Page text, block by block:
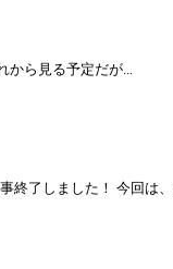
から見る予定だが...
終了しました！ 今回は